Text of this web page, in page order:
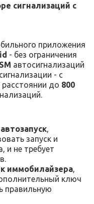
сигнализаций с
приложения
- без ограничения
автосигнализаций
- с
до 800
,
запуск и
и не требует
иммобилайзера,
ключ
правильную